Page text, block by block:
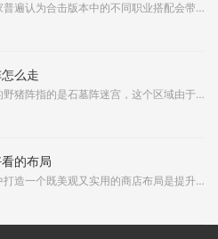
热血传奇玩家普遍认为合击版本中的不同职业搭配会带来截然不同的游戏体验。在诸多组合中，道士与道士的道道组合以其爆发性合击技能而备受关注。该组合具备在短时间内输出巨额
么走
传奇游戏中的野猪阵指的是石墓阵迷宫，这个区域由于聚集了大量红野猪、黑野猪和白野猪而得名，想要成功穿越这个迷宫需要掌握正确的行走路径。野猪阵的入口通常位于石墓五层，
的布局
在传奇商店中打造一个既美观又实用的商店布局是提升游戏体验的重要环节，一个精心设计的布局不仅能吸引更多顾客光临，还能优化商品展示和店员的工作效率，店铺的初始状态通常